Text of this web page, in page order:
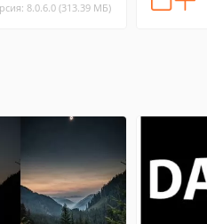
8.0.6.0 (313.39 МБ)